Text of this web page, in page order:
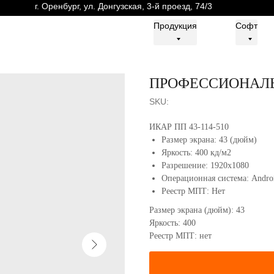
г. Оренбург, ул. Донгузская, 3-й проезд, 74/3
Продукция
Софт
г. Оренбург, ул. Донгузская, 3-й проезд, 74/3
Продукция
Софт
SKU:
ИКАР ПП 43-114-510
Размер экрана: 43 (дюйм)
Яркость: 400 кд/м2
Разрешение: 1920x1080
Операционная система:
Реестр МПТ: Нет
Размер экрана (дюйм): 43
Яркость: 400
Реестр МПТ: нет